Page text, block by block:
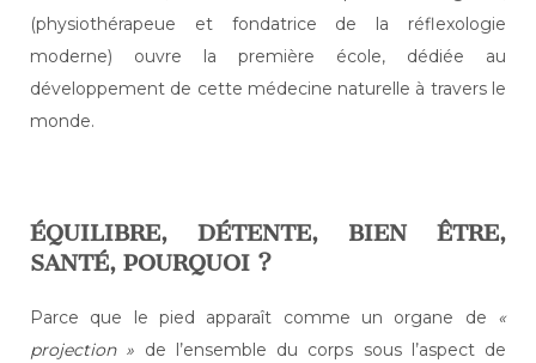
(physiothérapeue et fondatrice de la réflexologie
moderne) ouvre la première école, dédiée au
développement de cette médecine naturelle à travers le
monde.
ÉQUILIBRE, DÉTENTE, BIEN ÊTRE,
SANTÉ, POURQUOI ?
Parce que le pied apparaît comme un organe de «
projection » de l’ensemble du corps sous l’aspect de